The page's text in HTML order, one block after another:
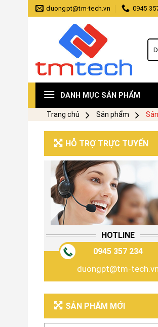
Skip
to
duongpt@tm-tech.vn 0945
DANH MỤC SẢN PHẨM
Trang chủ Sản phẩm
HỖ TRỢ TRỰC TUYẾN
HOTLINE
0945 357 234
duongpt@tm-tech.vn
SẢN PHẨM MỚI